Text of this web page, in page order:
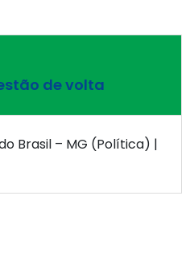
de volta
Brasil – MG (Política) |